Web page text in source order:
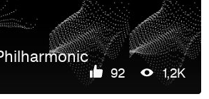
92 1,2K